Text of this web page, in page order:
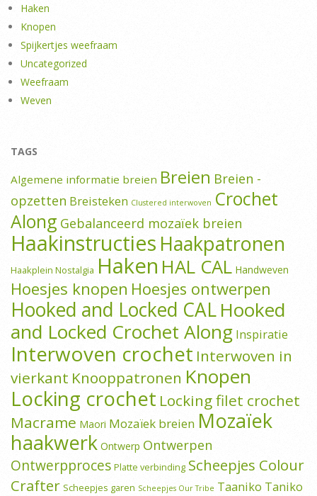
Haken
Knopen
Spijkertjes weefraam
Uncategorized
Weefraam
Weven
TAGS
Algemene informatie breien Breien Breien -
opzetten Breisteken Clustered interwoven Crochet
Along Gebalanceerd mozaïek breien
Haakinstructies Haakpatronen
Haakplein Nostalgia Haken HAL CAL Handweven
Hoesjes knopen Hoesjes ontwerpen
Hooked and Locked CALHooked
and Locked Crochet Along Inspiratie
Interwoven crochet Interwoven in
vierkant Knooppatronen Knopen
Locking crochet Locking filet crochet
Macrame Maori Mozaïek breien Mozaïek
haakwerk Ontwerp Ontwerpen
Ontwerpproces Platte verbinding Scheepjes Colour
Crafter Scheepjes garen Scheepjes Our Tribe Taaniko Taniko